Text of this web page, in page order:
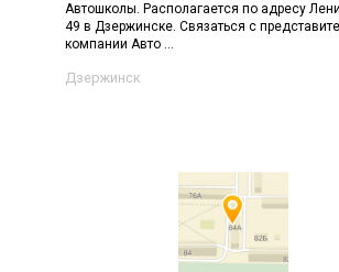
Автошколы. Располагается по адресу
49 в Дзержинске. Связаться с
компании Авто ...
Дзержинск